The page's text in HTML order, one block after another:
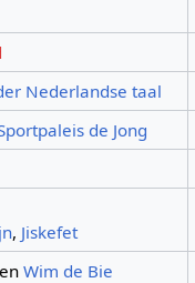
Nederlandse taal
de Jong
, Jiskefet
enWim de Bie